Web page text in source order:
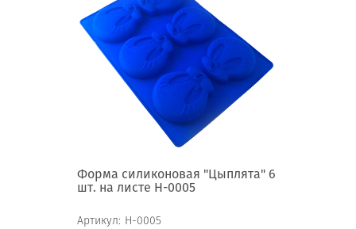
Форма силиконовая "Цыплята" 6
шт. на листе Н-0005
Артикул: Н-0005